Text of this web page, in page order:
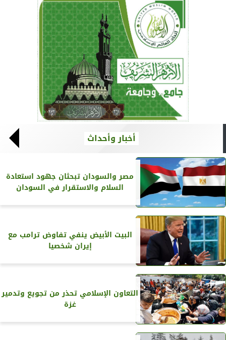
أخبار وأحداث
مصر والسودان تبحثان جهود استعادة
السلام والاستقرار في السودان
البيت الأبيض ينفي تفاوض ترامب مع
إيران شخصيا
التعاون الإسلامي تحذر من تجويع وتدمير
غزة